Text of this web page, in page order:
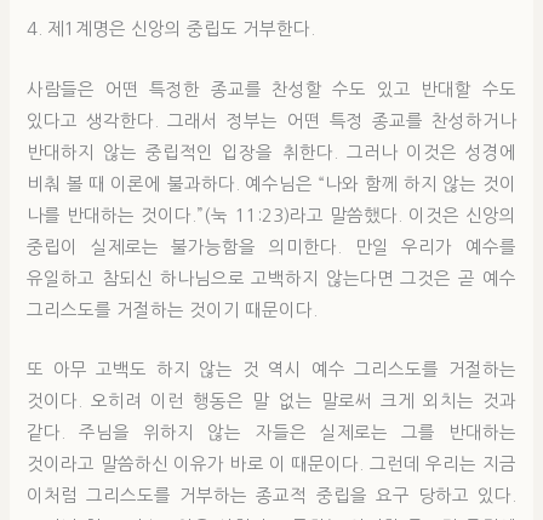
4. 제1계명은 신앙의 중립도 거부한다.
사람들은 어떤 특정한 종교를 찬성할 수도 있고 반대할 수도
있다고 생각한다. 그래서 정부는 어떤 특정 종교를 찬성하거나
반대하지 않는 중립적인 입장을 취한다. 그러나 이것은 성경에
비춰 볼 때 이론에 불과하다. 예수님은 “나와 함께 하지 않는 것이
나를 반대하는 것이다.”(눅 11:23)라고 말씀했다. 이것은 신앙의
중립이 실제로는 불가능함을 의미한다. 만일 우리가 예수를
유일하고 참되신 하나님으로 고백하지 않는다면 그것은 곧 예수
그리스도를 거절하는 것이기 때문이다.
또 아무 고백도 하지 않는 것 역시 예수 그리스도를 거절하는
것이다. 오히려 이런 행동은 말 없는 말로써 크게 외치는 것과
같다. 주님을 위하지 않는 자들은 실제로는 그를 반대하는
것이라고 말씀하신 이유가 바로 이 때문이다. 그런데 우리는 지금
이처럼 그리스도를 거부하는 종교적 중립을 요구 당하고 있다.